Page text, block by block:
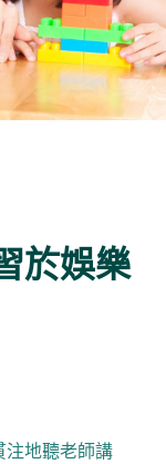
於娛樂
注地聽老師講